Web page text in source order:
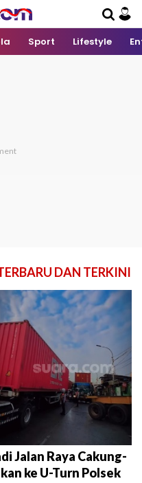
Sport Lifestyle
DAN TERKINI
Jalan Raya Cakung-
ke U-Turn Polsek